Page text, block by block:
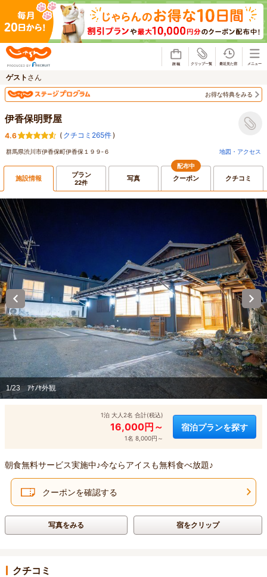
ゲスト さん
お得な特典をみる
伊香保明野屋
4.6 ( クチコミ265件)
群馬県渋川市伊香保町伊香保１９９‐６ 地図・アクセス
施設情報 プラン
22件 写真
配布中
クーポン クチコミ
1/23 ｱｹﾉﾔ外観
1泊 大人2名 合計(税込)
16,000円～
1名 8,000円～
宿泊プランを探す
朝食無料サービス実施中♪今ならアイスも無料食べ放題♪
クーポンを確認する
写真をみる 宿をクリップ
クチコミ